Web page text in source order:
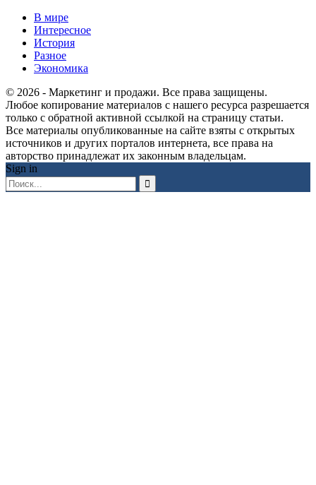
В мире
Интересное
История
Разное
Экономика
© 2026 - Маркетинг и продажи. Все права защищены.
Любое копирование материалов с нашего ресурса разрешается
только с обратной активной ссылкой на страницу статьи.
Все материалы опубликованные на сайте взяты с открытых
источников и других порталов интернета, все права на
авторство принадлежат их законным владельцам.
Sign in